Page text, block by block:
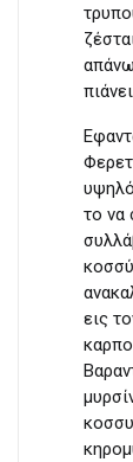
το να
εις